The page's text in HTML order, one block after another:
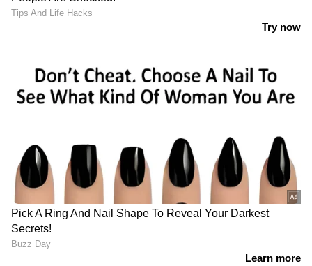
6) PF 295092
7) PG 225703
8) PH 265387